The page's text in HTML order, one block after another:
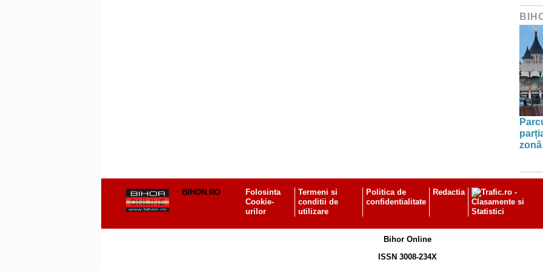
BIHON.RO
Folosinta
Cookie-
urilor
Termeni si
conditii de
utilizare
Politica de
confidentialitate
Redactia
Bihor Online
ISSN 3008-234X